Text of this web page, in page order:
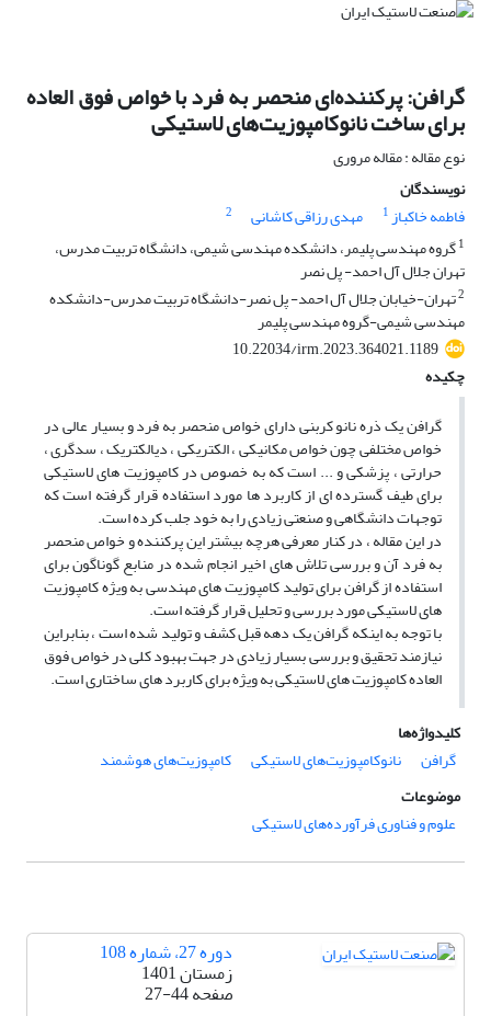
گرافن: پرکننده‌ای منحصر به فرد با خواص فوق العاده
برای ساخت نانوکامپوزیت‌های لاستیکی
نوع مقاله : مقاله مروری
نویسندگان
فاطمه خاکباز1 مهدی رزاقی کاشانی
2
1گروه مهندسی پلیمر، دانشکده مهندسی شیمی، دانشگاه تربیت مدرس،
تهران جلال آل احمد- پل نصر
2تهران-خیابان جلال آل احمد- پل نصر-دانشگاه تربیت مدرس-دانشکده
مهندسی شیمی-گروه مهندسی پلیمر
10.22034/irm.2023.364021.1189
چکیده
گرافن یک ذره نانو کربنی دارای خواص منحصر به فرد و بسیار عالی در
خواص مختلفی چون خواص مکانیکی ، الکتریکی ، دیالکتریک ، سدگری ،
حرارتی ، پزشکی و ... است که به خصوص در کامپوزیت ‌های لاستیکی
برای طیف گسترده ‌ای از کاربرد ها مورد استفاده قرار گرفته است که
توجهات دانشگاهی و صنعتی زیادی را به خود جلب کرده است.
در این مقاله ، در کنار معرفی هرچه بیشتر این پرکننده و خواص منحصر
به فرد آن و بررسی تلاش های اخیر انجام شده در منابع گوناگون برای
استفاده از گرافن برای تولید کامپوزیت‌ های مهندسی به ویژه کامپوزیت
های لاستیکی مورد بررسی و تحلیل قرار گرفته است.
با توجه به اینکه گرافن یک دهه قبل کشف و تولید شده است ، بنابراین
نیازمند تحقیق و بررسی بسیار زیادی در جهت بهبود کلی در خواص فوق
العاده کامپوزیت‌ های لاستیکی به ویژه برای کاربرد های ساختاری است.
کلیدواژه‌ها
گرافن
نانوکامپوزیت‌های لاستیکی
کامپوزیت‌های هوشمند
موضوعات
علوم و فناوری فرآورده‌های لاستیکی
دوره 27، شماره 108
زمستان 1401
صفحه27-44